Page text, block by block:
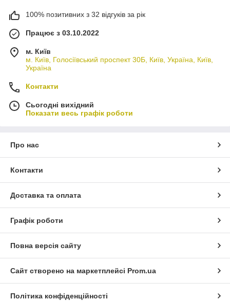
100% позитивних з 32 відгуків за рік
Працює з 03.10.2022
м. Київ
м. Київ, Голосіївський проспект 30Б, Київ, Україна, Київ,
Україна
Контакти
Сьогодні вихідний
Показати весь графік роботи
Про нас
Контакти
Доставка та оплата
Графік роботи
Повна версія сайту
Сайт створено на маркетплейсі Prom.ua
Політика конфіденційності